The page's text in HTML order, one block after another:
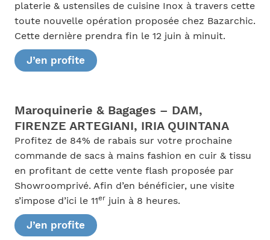
platerie & ustensiles de cuisine Inox à travers cette
toute nouvelle opération proposée chez Bazarchic.
Cette dernière prendra fin le 12 juin à minuit.
J’en profite
Maroquinerie & Bagages – DAM,
FIRENZE ARTEGIANI, IRIA QUINTANA
Profitez de 84% de rabais sur votre prochaine
commande de sacs à mains fashion en cuir & tissu
en profitant de cette vente flash proposée par
Showroomprivé. Afin d’en bénéficier, une visite
s’impose d’ici le 11erjuin à 8 heures.
J’en profite